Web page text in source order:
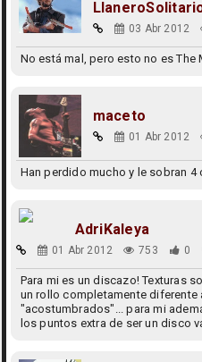
03 Abr 2012
No está mal, pero esto no es The
maceto
01 Abr 2012
Han perdido mucho y le sobran 4
AdriKaleya
01 Abr 2012 753 0
Para mi es un discazo! Texturas
un rollo completamente diferente
"acostumbrados"... para mi
los puntos extra de ser un disco